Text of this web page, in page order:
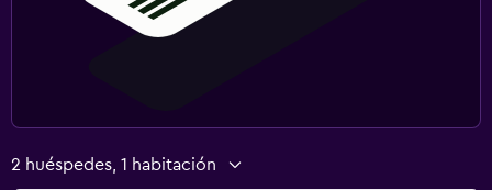
2 huéspedes, 1 habitación